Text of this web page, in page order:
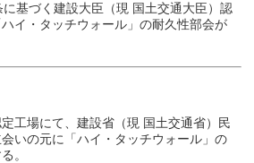
基づく建設大臣（現 国土交通大臣）認
イ・タッチウォール」の耐久性部会が
工場にて、建設省（現 国土交通省）民
いの元に「ハイ・タッチウォール」の
。